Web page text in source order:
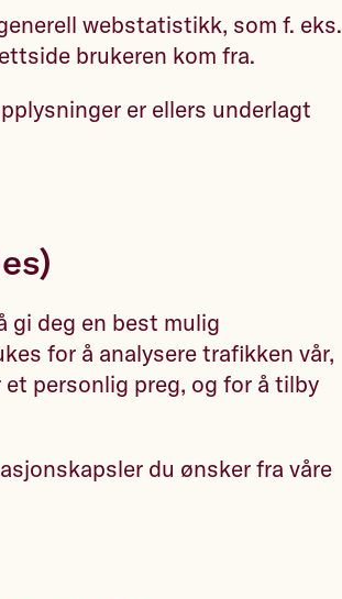
webstatistikk, som f. eks.
brukeren kom fra.
er ellers underlagt
gi deg en best mulig
for å analysere trafikken vår,
personlig preg, og for å tilby
du ønsker fra våre